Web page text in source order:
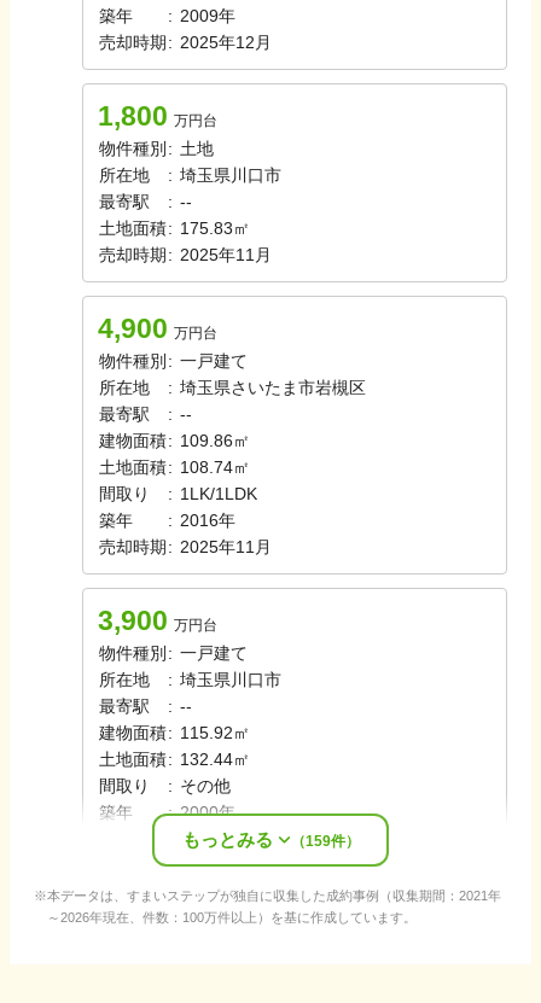
築年
: 2009年
売却時期 : 2025年12月
1,800 万円台
物件種別 : 土地
所在地
: 埼玉県川口市
最寄駅
: --
土地面積: 175.83㎡
売却時期 : 2025年11月
4,900 万円台
物件種別 : 一戸建て
所在地
: 埼玉県さいたま市岩槻区
最寄駅
: --
建物面積: 109.86㎡
土地面積: 108.74㎡
間取り
: 1LK/1LDK
築年
: 2016年
売却時期 : 2025年11月
3,900 万円台
物件種別 : 一戸建て
所在地
: 埼玉県川口市
最寄駅
: --
建物面積: 115.92㎡
土地面積: 132.44㎡
間取り
: その他
築年
: 2000年
2025年10月
もっとみる （159件）
本データは、すまいステップが独自に収集した成約事例（収集期間：2021年
～2026年現在、件数：100万件以上）を基に作成しています。